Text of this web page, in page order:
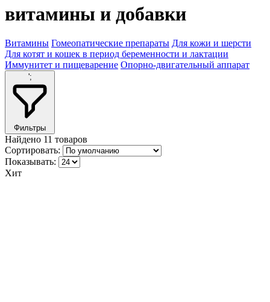
витамины и добавки
Витамины Гомеопатические препараты Для кожи и шерсти
Для котят и кошек в период беременности и лактации
Иммунитет и пищеварение Опорно-двигательный аппарат
';
Фильтры
Найдено 11 товаров
Сортировать:
Показывать:
Хит